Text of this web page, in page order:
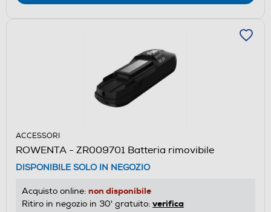
ACCESSORI
ROWENTA - ZR009701 Batteria rimovibile
DISPONIBILE SOLO IN NEGOZIO
Acquisto online: non disponibile
Ritiro in negozio in 30' gratuito: verifica